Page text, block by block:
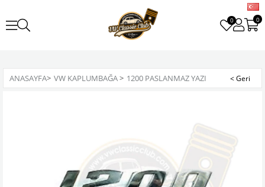
0 0
ANASAYFA> VW KAPLUMBAĞA> 1200 PASLANMAZ YAZI